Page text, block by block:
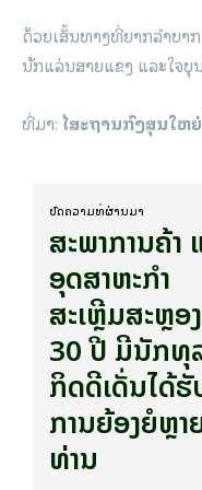
ດ້ວຍເສັ້ນທາງທີ່ຍາກລຳບາ
ນັກແລ່ນສາຍແຂງ ແລະໃຈ
ທີ່​ມາ: ໄສະຖານກົງສຸນໃຫ
ບົດ​ຄວາມ​ທີ່​ຜ່ານ​ມາ
ສະພາການຄ້າ
ອຸດສາຫະກໍາ
ສະເຫຼີມສະຫຼອງ
30 ປີ ​ມີ​ນັກ​ທຸ​
ກິດ​ດີ​ເດັ່ນໄດ້​ຮັ
ການຍ້ອງ​ຍໍຫຼາ
ທ່ານ